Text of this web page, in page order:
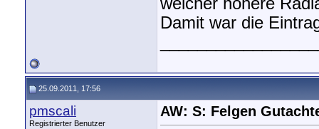
welcher höhere
Damit war die
25.09.2011, 17:56
pmscali
Registrierter Benutzer
AW: S: Felgen